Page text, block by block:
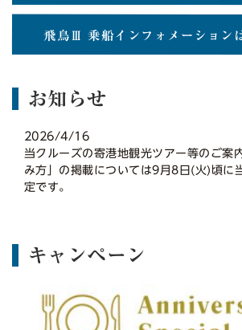
飛鳥Ⅲ 乗船インフォメーション
お知らせ
2026/4/16
当クルーズの寄港地観光ツアー等のご案
み方」の掲載については9月8日(火)頃に
定です。
キャンペーン